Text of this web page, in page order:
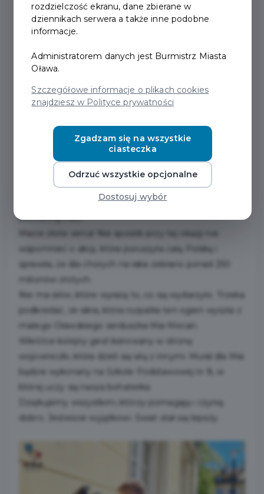
KOGUT DLA "ZŁOTYCH
SERC" ZAMONTOWANY W
SERCU OŁAWY!
WKRÓTCE MURAL DLA
Na ścianie ratusza pojawiła się symboliczna
płaskorzeźba z brązu dedykowana wszystkim, którzy
pomagają i wiedzą, że nawet drobny gest może
zmienić świat. Oława wiele razy udowodniła, że ma
bezcenną moc.
wspomnieć o akcji, która poruszyła całą Polskę i
sprawiła, że dla chorych na raka zebrano ponad 250
Nie ma słów, które wyrażą to, co się wydarzyło. Trzeba
podkreślać, że iskra, która rozpaliła ten ogień wyszła z
małego Oławskiego serduszka Mai Mecan.
Wkrótce kolejny gest kierowany w stronę
wojowniczki, która dzieli się siłą z innymi. Mural dla Mai
będzie wykonany na Szkole Podstawowej nr 8, w
której uczy się nasza bohaterka.
Dziękujemy wszystkim, którzy pomagają i czynią
dobro. Jesteście wyjątkowi. Świat stał się lepszy.
rozdzielczość ekranu, dane zbierane w
dziennikach serwera a także inne podobne
informacje.
Administratorem danych jest Burmistrz Miasta
Oława.
Szczegółowe informacje o plikach cookies
znajdziesz w Polityce prywatności
Zgadzam się na wszystkie
ciasteczka
Odrzuć wszystkie opcjonalne
Dostosuj wybór